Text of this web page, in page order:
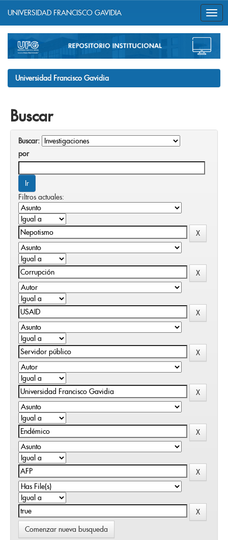
navigation
UNIVERSIDAD FRANCISCO GAVIDIA
Universidad Francisco Gavidia
Buscar
Buscar:
por
Filtros actuales:
Comenzar nueva busqueda